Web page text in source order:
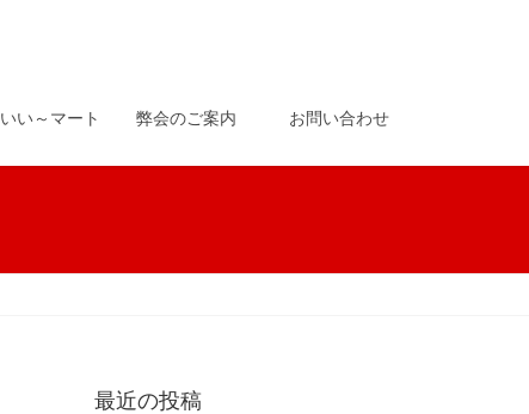
いい～マート 弊会のご案内 お問い合わせ
最近の投稿